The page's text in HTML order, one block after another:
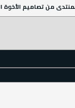
من تصاميم الأخوة